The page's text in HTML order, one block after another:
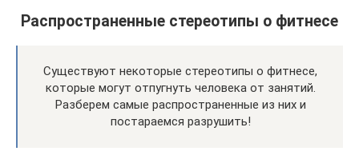
Распространенные стереотипы о фитнесе
Существуют некоторые стереотипы о фитнесе,
которые могут отпугнуть человека от занятий.
Разберем самые распространенные из них и
постараемся разрушить!